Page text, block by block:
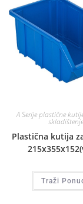
A Serije plastične
skladištenje
Plastična kutija
Traži